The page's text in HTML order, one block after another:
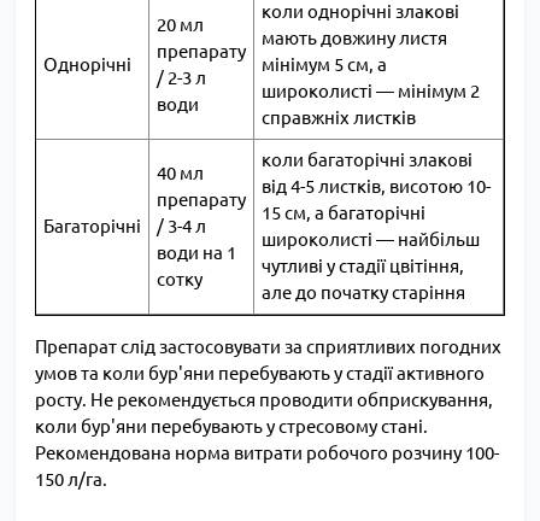
Однорічні
20 мл
препарату
/ 2-3 л
води
коли однорічні злакові
мають довжину листя
мінімум 5 см, а
широколисті ― мінімум 2
справжніх листків
Багаторічні
40 мл
препарату
/ 3-4 л
води на 1
сотку
коли багаторічні злакові
від 4-5 листків, висотою 10-
15 см, а багаторічні
широколисті ― найбільш
чутливі у стадії цвітіння,
але до початку старіння
Препарат слід застосовувати за сприятливих погодних
умов та коли бур'яни перебувають у стадії активного
росту. Не рекомендується проводити обприскування,
коли бур'яни перебувають у стресовому стані.
Рекомендована норма витрати робочого розчину 100-
150 л/га.